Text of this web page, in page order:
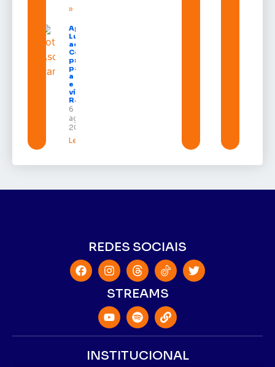
»
Após veto,
Lula envia
ao
Congresso
projeto
para criar
a UNIFRON
e grava
vídeo para
Randolfe
6 de
agosto de
2026
Leia mais »
REDES SOCIAIS
STREAMS
INSTITUCIONAL